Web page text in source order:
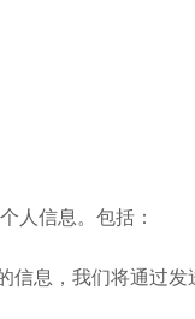
人信息。包括：
息，我们将通过